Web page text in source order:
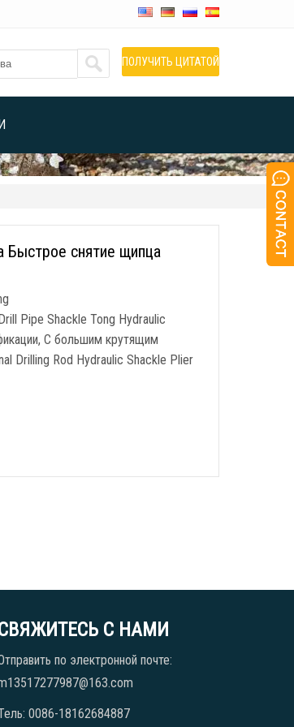
ПОЛУЧИТЬ ЦИТАТОЙ
Быстрое снятие щипца
Pipe Shackle Tong Hydraulic
С большим крутящим
Drilling Rod Hydraulic Shackle Plier
С НАМИ
по электронной почте:
0086-18162684887